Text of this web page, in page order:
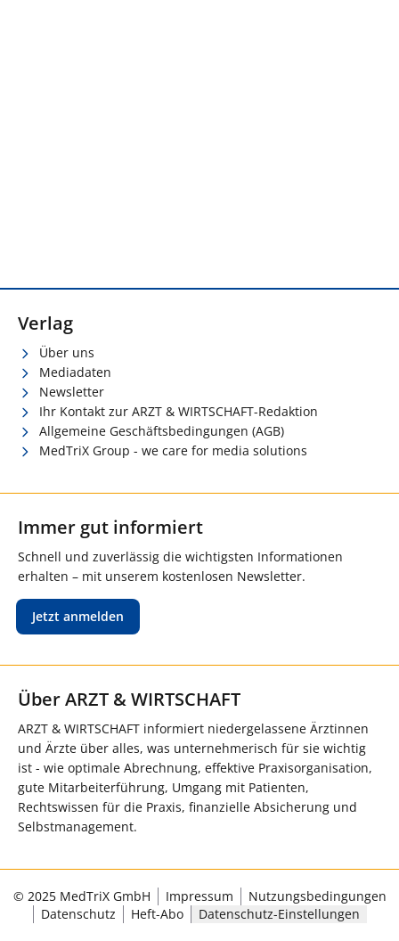
Verlag
Über uns
Mediadaten
Newsletter
Ihr Kontakt zur ARZT & WIRTSCHAFT-Redaktion
Allgemeine Geschäftsbedingungen (AGB)
MedTriX Group - we care for media solutions
Immer gut informiert
Schnell und zuverlässig die wichtigsten Informationen
erhalten – mit unserem kostenlosen Newsletter.
Jetzt anmelden
Über ARZT & WIRTSCHAFT
ARZT & WIRTSCHAFT informiert niedergelassene Ärztinnen
und Ärzte über alles, was unternehmerisch für sie wichtig
ist - wie optimale Abrechnung, effektive Praxisorganisation,
gute Mitarbeiterführung, Umgang mit Patienten,
Rechtswissen für die Praxis, finanzielle Absicherung und
Selbstmanagement.
© 2025 MedTriX GmbH Impressum
Nutzungsbedingungen
Datenschutz
Heft-Abo Datenschutz-Einstellungen